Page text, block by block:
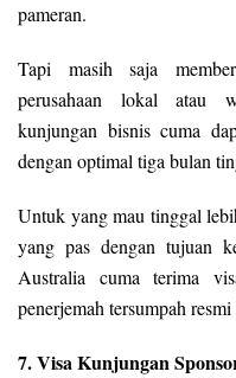
pameran.
Tapi masih saja
perusahaan lokal atau
kunjungan bisnis cuma
dengan optimal tiga bulan
Untuk yang mau tinggal
yang pas dengan tujuan
Australia cuma terima
penerjemah tersumpah
7. Visa Kunjungan